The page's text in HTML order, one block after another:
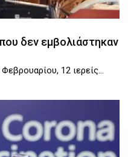
που δεν εμβολιάστηκαν
12 ιερείς...